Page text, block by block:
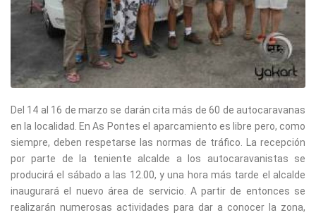
Del 14 al 16 de marzo se darán cita más de 60 de autocaravanas
en la localidad. En As Pontes el aparcamiento es libre pero, como
siempre, deben respetarse las normas de tráfico. La recepción
por parte de la teniente alcalde a los autocaravanistas se
producirá el sábado a las 12.00, y una hora más tarde el alcalde
inaugurará el nuevo área de servicio. A partir de entonces se
realizarán numerosas actividades para dar a conocer la zona,